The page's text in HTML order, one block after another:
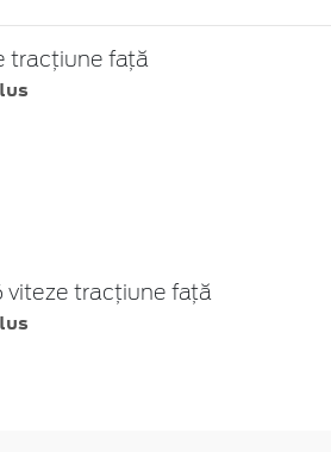
tracțiune față
viteze tracțiune față